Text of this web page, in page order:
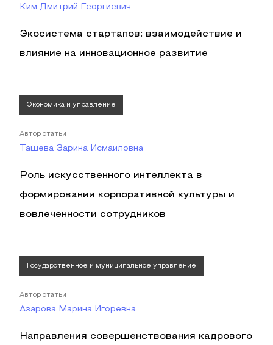
Ким Дмитрий Георгиевич
Экосистема стартапов: взаимодействие и
влияние на инновационное развитие
Экономика и управление
Автор статьи
Ташева Зарина Исмаиловна
Роль искусственного интеллекта в
формировании корпоративной культуры и
вовлеченности сотрудников
Государственное и муниципальное управление
Автор статьи
Азарова Марина Игоревна
Направления совершенствования кадрового